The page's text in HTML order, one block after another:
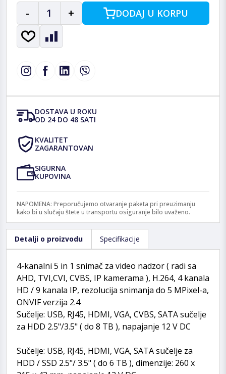
- 1 + DODAJ U KORPU
DOSTAVA U ROKU
OD 24 DO 48 SATI
KVALITET
ZAGARANTOVAN
SIGURNA
KUPOVINA
NAPOMENA: Preporučujemo otvaranje paketa pri preuzimanju
kako bi u slučaju štete u transportu osiguranje bilo uvaženo.
Detalji o proizvodu Specifikacije
4-kanalni 5 in 1 snimač za video nadzor ( radi sa
AHD, TVI,CVI, CVBS, IP kamerama ), H.264, 4 kanala
HD / 9 kanala IP, rezolucija snimanja do 5 MPixel-a,
ONVIF verzija 2.4
Sučelje: USB, RJ45, HDMI, VGA, CVBS, SATA sučelje
za HDD 2.5"/3.5" ( do 8 TB ), napajanje 12 V DC
Sučelje: USB, RJ45, HDMI, VGA, SATA sučelje za
HDD / SSD 2.5"/ 3.5" ( do 6 TB ), dimenzije: 260 x